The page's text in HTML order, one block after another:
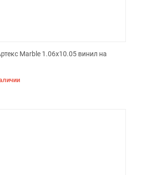
Marble 1.06x10.05 винил на